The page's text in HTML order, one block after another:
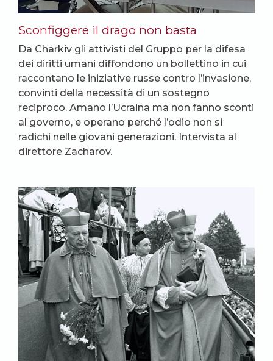
Sconfiggere il drago non basta
Da Charkiv gli attivisti del Gruppo per la difesa
dei diritti umani diffondono un bollettino in cui
raccontano le iniziative russe contro l’invasione,
convinti della necessità di un sostegno
reciproco. Amano l’Ucraina ma non fanno sconti
al governo, e operano perché l’odio non si
radichi nelle giovani generazioni. Intervista al
direttore Zacharov.